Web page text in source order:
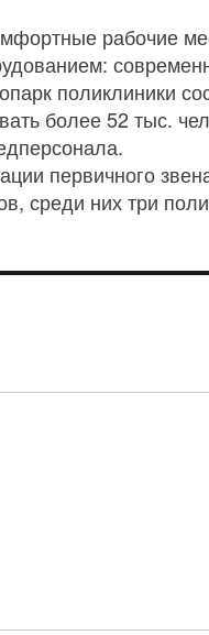
рабочие
поликлиники
более 52 тыс.
первичного
среди них три